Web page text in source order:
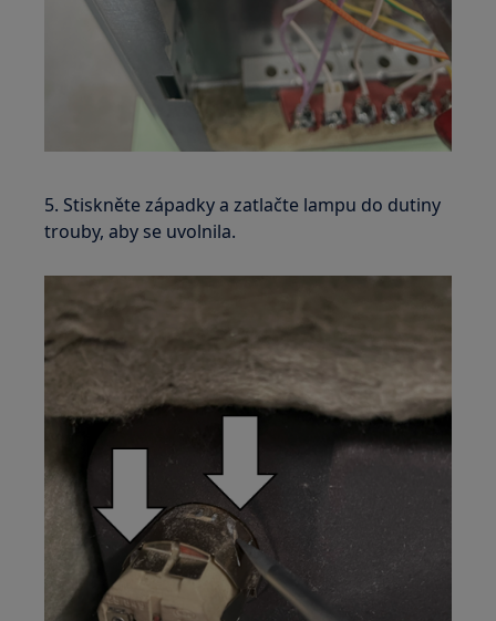
5. Stiskněte západky a zatlačte lampu do dutiny
trouby, aby se uvolnila.